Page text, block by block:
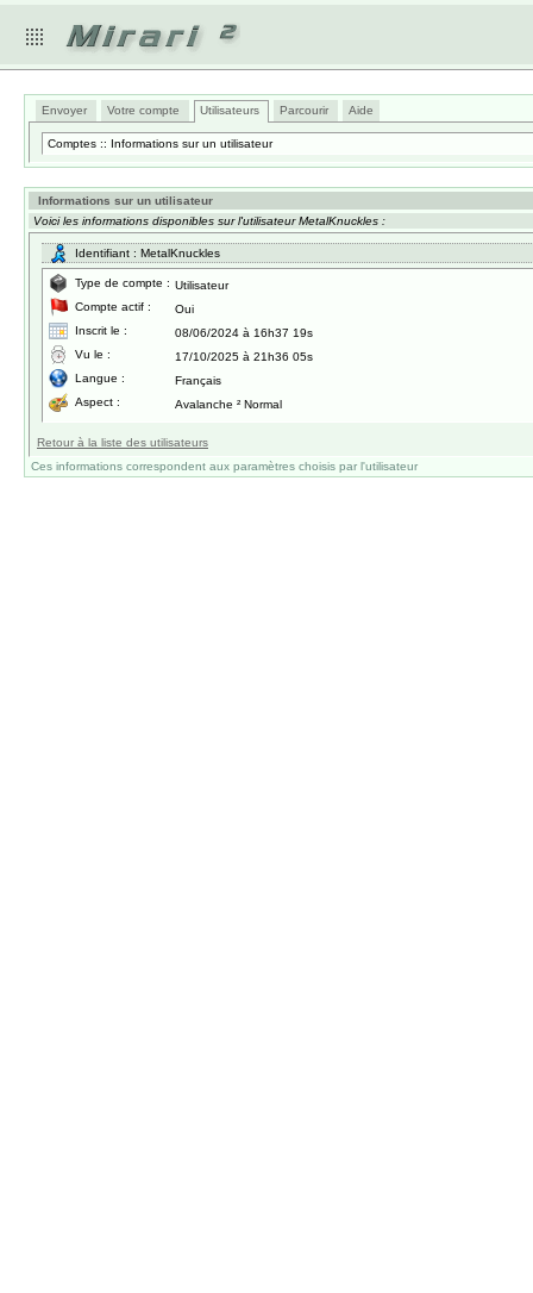
Envoyer Votre compte Utilisateurs Parcourir Aide
Comptes :: Informations sur un utilisateur
Informations sur un utilisateur
Voici les informations disponibles sur l'utilisateur MetalKnuckles :
Identifiant : MetalKnuckles
Type de compte : Utilisateur
Compte actif :
Oui
Inscrit le :
08/06/2024 à 16h37 19s
Vu le :
17/10/2025 à 21h36 05s
Langue :
Français
Aspect :
Avalanche ² Normal
Retour à la liste des utilisateurs
Ces informations correspondent aux paramètres choisis par l'utilisateur